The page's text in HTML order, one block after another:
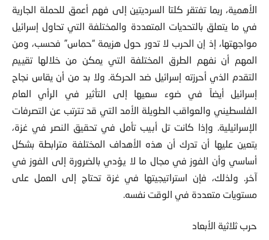
الأهمية، ربما تفتقر كلتا السرديتين إلى فهم أعمق للحملة الجارية
في ما يتعلق بالتحديات المتعددة والمختلفة التي تحاول إسرائيل
مواجهتها، إذ إن الحرب لا تدور حول هزيمة “حماس” فحسب، ومن
المهم أن نفهم الطرق المختلفة التي يمكن من خلالها تقييم
التقدم الذي أحرزته إسرائيل ضد الحركة. ولا بد من أن يقاس نجاح
إسرائيل أيضاً في ضوء سعيها إلى التأثير في الرأي العام
الفلسطيني والعواقب الطويلة الأمد التي قد تترتب عن التصرفات
الإسرائيلية. وإذا كانت تل أبيب تأمل في تحقيق النصر في غزة،
يتعين عليها أن تدرك أن هذه الأهداف المختلفة مترابطة بشكل
أساسي وأن الفوز في مجال ما لا يؤدي بالضرورة إلى الفوز في
آخر. ولذلك، فإن استراتيجيتها في غزة تحتاج إلى العمل على
مستويات متعددة في الوقت نفسه.
حرب ثلاثية الأبعاد